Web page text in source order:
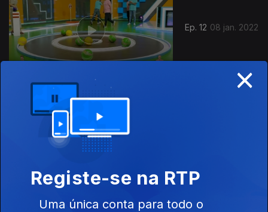
Ep. 12 08 jan. 2022
×
Registe-se na RTP
Uma única conta para todo o